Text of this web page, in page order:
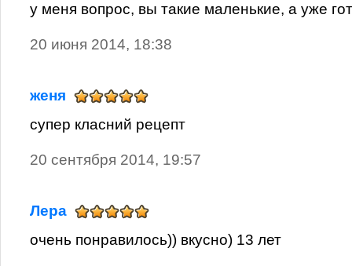
у меня вопрос, вы такие маленькие, а уже
20 июня 2014, 18:38
женя
супер класний рецепт
20 сентября 2014, 19:57
Лера
очень понравилось)) вкусно) 13 лет